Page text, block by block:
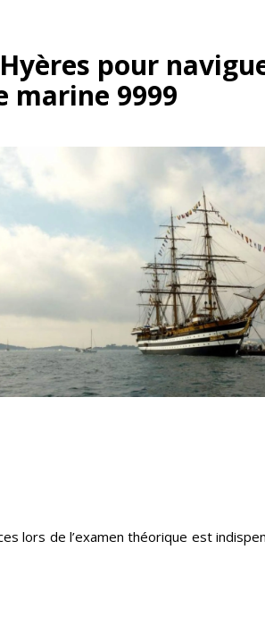
pour
marine 9999
lors de l’examen théorique est